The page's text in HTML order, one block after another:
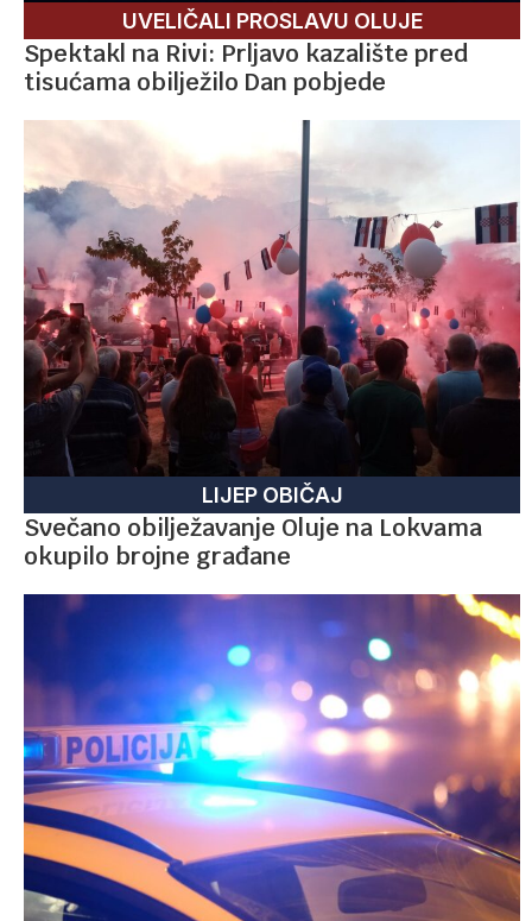
UVELIČALI PROSLAVU OLUJE
Spektakl na Rivi: Prljavo kazalište pred
tisućama obilježilo Dan pobjede
LIJEP OBIČAJ
Svečano obilježavanje Oluje na Lokvama
okupilo brojne građane